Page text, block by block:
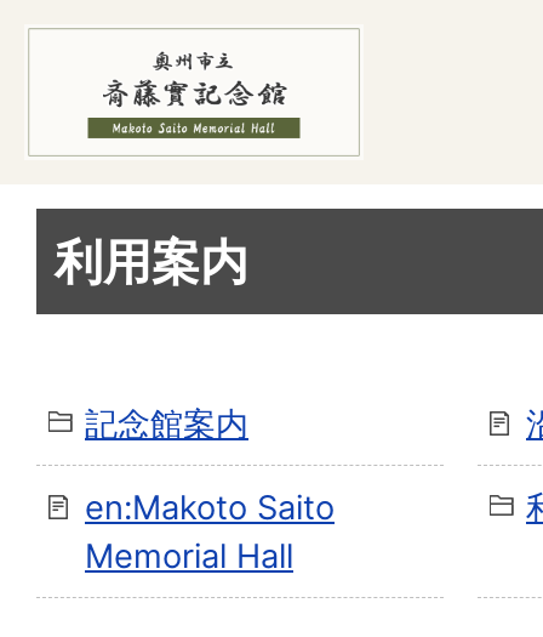
利用案内
記念館案内
en:Makoto Saito
Memorial Hall